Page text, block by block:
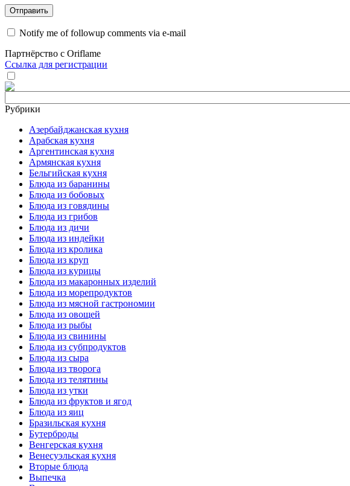
Notify me of followup comments via e-mail
Партнёрство с Oriflame
Ссылка для регистрации
Рубрики
Азербайджанская кухня
Арабская кухня
Аргентинская кухня
Армянская кухня
Бельгийская кухня
Блюда из баранины
Блюда из бобовых
Блюда из говядины
Блюда из грибов
Блюда из дичи
Блюда из индейки
Блюда из кролика
Блюда из круп
Блюда из курицы
Блюда из макаронных изделий
Блюда из морепродуктов
Блюда из мясной гастрономии
Блюда из овощей
Блюда из рыбы
Блюда из свинины
Блюда из субпродуктов
Блюда из сыра
Блюда из творога
Блюда из телятины
Блюда из утки
Блюда из фруктов и ягод
Блюда из яиц
Бразильская кухня
Бутерброды
Венгерская кухня
Венесуэльская кухня
Вторые блюда
Выпечка